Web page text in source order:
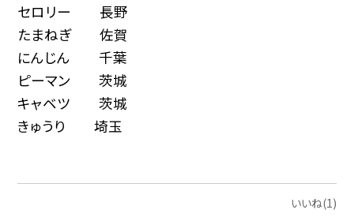
セロリー 長野
たまねぎ 佐賀
にんじん 千葉
ピーマン 茨城
キャベツ 茨城
きゅうり 埼玉
いいね(1)